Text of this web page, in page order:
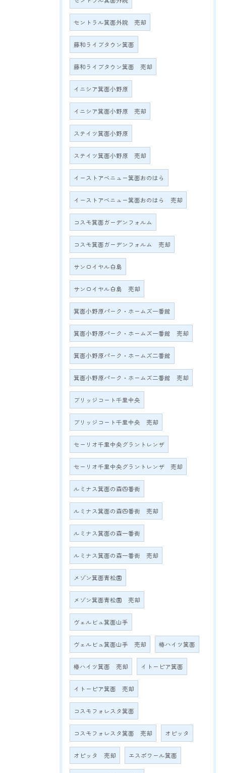
セントラル箕面外院 売却
藤和ライブタウン箕面
藤和ライブタウン箕面 売却
イニシア箕面小野原
イニシア箕面小野原 売却
ステイツ箕面小野原
ステイツ箕面小野原 売却
イーストアベニュー箕面おのはら
イーストアベニュー箕面おのはら 売却
コスモ箕面ガーデンフォルム
コスモ箕面ガーデンフォルム 売却
サンロイヤル白島
サンロイヤル白島 売却
箕面小野原パーク・ホームズ一番館
箕面小野原パーク・ホームズ一番館 売却
箕面小野原パーク・ホームズ二番館
箕面小野原パーク・ホームズ二番館 売却
ブリッジコート千里中央
ブリッジコート千里中央 売却
セーリオ千里中央グラントレンザ
セーリオ千里中央グラントレンザ 売却
ルミナス箕面の森四番街
ルミナス箕面の森四番街 売却
ルミナス箕面の森一番街
ルミナス箕面の森一番街 売却
メゾン箕面青松園
メゾン箕面青松園 売却
ヴェルビュ箕面山手
ヴェルビュ箕面山手 売却 椿ハイツ箕面
椿ハイツ箕面 売却 イトーピア箕面
イトーピア箕面 売却
コスモフォレスタ箕面
コスモフォレスタ箕面 売却 オピッタ
オピッタ 売却 エスポワール箕面